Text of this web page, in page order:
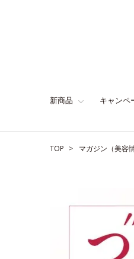
新商品 キャンペ
TOP マガジン（美容